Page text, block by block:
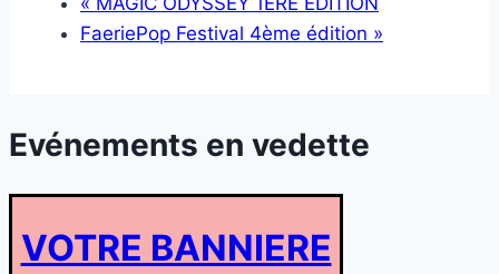
FaeriePop Festival 4ème édition »
Evénements en vedette
VOTRE BANNIERE